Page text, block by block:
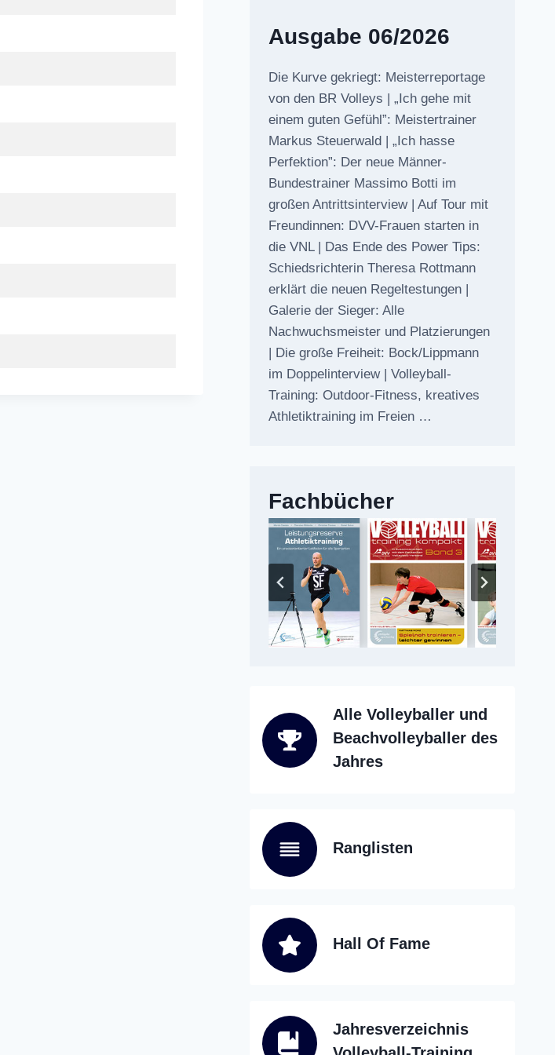
Ausgabe 06/2026
Die Kurve gekriegt: Meisterreportage
von den BR Volleys | „Ich gehe mit
einem guten Gefühl”: Meistertrainer
Markus Steuerwald | „Ich hasse
Perfektion”: Der neue Männer-
Bundestrainer Massimo Botti im
großen Antrittsinterview | Auf Tour mit
Freundinnen: DVV-Frauen starten in
die VNL | Das Ende des Power Tips:
Schiedsrichterin Theresa Rottmann
erklärt die neuen Regeltestungen |
Galerie der Sieger: Alle
Nachwuchsmeister und Platzierungen
| Die große Freiheit: Bock/Lippmann
im Doppelinterview | Volleyball-
Training: Outdoor-Fitness, kreatives
Athletiktraining im Freien …
Fachbücher
Alle Volleyballer und
Beachvolleyballer des
Jahres
Ranglisten
Hall Of Fame
Jahresverzeichnis